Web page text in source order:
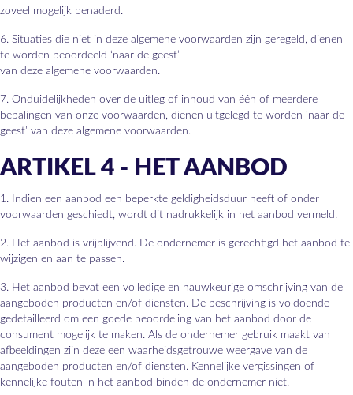
zoveel mogelijk benaderd.
6. Situaties die niet in deze algemene voorwaarden zijn geregeld, dienen
te worden beoordeeld ‘naar de geest’
van deze algemene voorwaarden.
7. Onduidelijkheden over de uitleg of inhoud van één of meerdere
bepalingen van onze voorwaarden, dienen uitgelegd te worden ‘naar de
geest’ van deze algemene voorwaarden.
ARTIKEL 4 - HET AANBOD
1. Indien een aanbod een beperkte geldigheidsduur heeft of onder
voorwaarden geschiedt, wordt dit nadrukkelijk in het aanbod vermeld.
2. Het aanbod is vrijblijvend. De ondernemer is gerechtigd het aanbod te
wijzigen en aan te passen.
3. Het aanbod bevat een volledige en nauwkeurige omschrijving van de
aangeboden producten en/of diensten. De beschrijving is voldoende
gedetailleerd om een goede beoordeling van het aanbod door de
consument mogelijk te maken. Als de ondernemer gebruik maakt van
afbeeldingen zijn deze een waarheidsgetrouwe weergave van de
aangeboden producten en/of diensten. Kennelijke vergissingen of
kennelijke fouten in het aanbod binden de ondernemer niet.